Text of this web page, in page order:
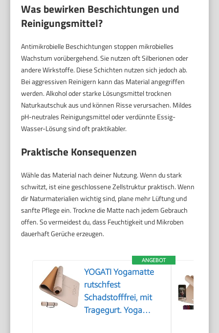
Was bewirken Beschichtungen und
Reinigungsmittel?
Antimikrobielle Beschichtungen stoppen mikrobielles
Wachstum vorübergehend. Sie nutzen oft Silberionen oder
andere Wirkstoffe. Diese Schichten nutzen sich jedoch ab.
Bei aggressiven Reinigern kann das Material angegriffen
werden. Alkohol oder starke Lösungsmittel trocknen
Naturkautschuk aus und können Risse verursachen. Mildes
pH-neutrales Reinigungsmittel oder verdünnte Essig-
Wasser-Lösung sind oft praktikabler.
Praktische Konsequenzen
Wähle das Material nach deiner Nutzung. Wenn du stark
schwitzt, ist eine geschlossene Zellstruktur praktisch. Wenn
dir Naturmaterialien wichtig sind, plane mehr Lüftung und
sanfte Pflege ein. Trockne die Matte nach jedem Gebrauch
offen. So vermeidest du, dass Feuchtigkeit und Mikroben
dauerhaft Gerüche erzeugen.
ANGEBOT
YOGATI Yogamatte
rutschfest
Schadstofffrei, mit
Tragegurt. Yoga